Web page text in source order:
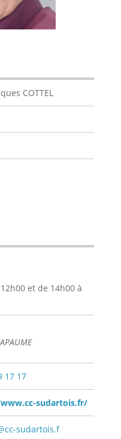
COTTEL
et de 14h00 à
17 17
sudartois.fr/
sudartois.f